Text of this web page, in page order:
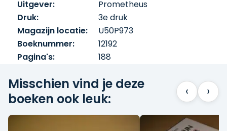
Uitgever:
Prometheus
Druk:
3e druk
Magazijn locatie:
U50P973
Boeknummer:
12192
Pagina's:
188
Misschien vind je deze
boeken ook leuk:
‹ ›